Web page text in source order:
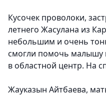
Кусочек проволоки,
летнего Жасулана из
небольшим и очень
смогли помочь малышу
в областной центр. На
Жауказын Айтбаева,